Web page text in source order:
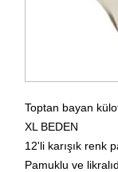
Toptan bayan
XL BEDEN
12'li karışık renk
Pamuklu ve